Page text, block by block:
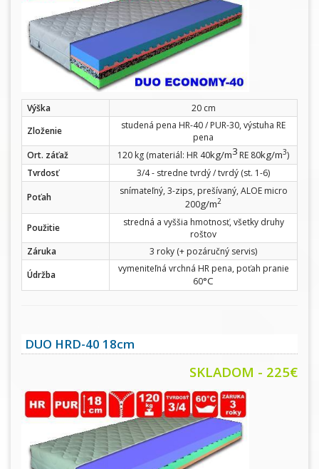
Výška
20 cm
Zloženie
studená pena HR-40 / PUR-30, výstuha RE
pena
Ort. záťaž
120 kg (materiál: HR 40kg/m3 RE 80kg/m3)
Tvrdosť
3/4 - stredne tvrdý / tvrdý (st. 1-6)
Poťah
snímateľný, 3-zips, prešívaný, ALOE micro
200g/m2
Použitie
stredná a vyššia hmotnosť, všetky druhy
roštov
Záruka
3 roky (+ pozáručný servis)
Údržba
vymeniteľná vrchná HR pena, poťah pranie
60°C
DUO HRD-40 18cm
SKLADOM - 225€